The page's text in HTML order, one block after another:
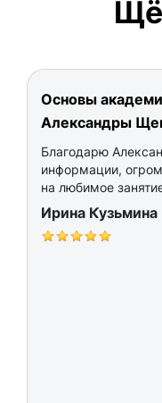
Основы
Александры
Благодарю
информации,
на любимое
Ирина Кузьмина